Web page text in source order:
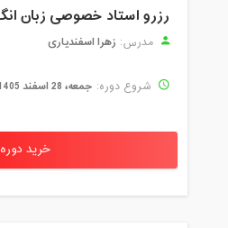
مدرس: زهرا اسفندیاری
شروع دوره: جمعه، 28 اسفند 1405
خرید دوره